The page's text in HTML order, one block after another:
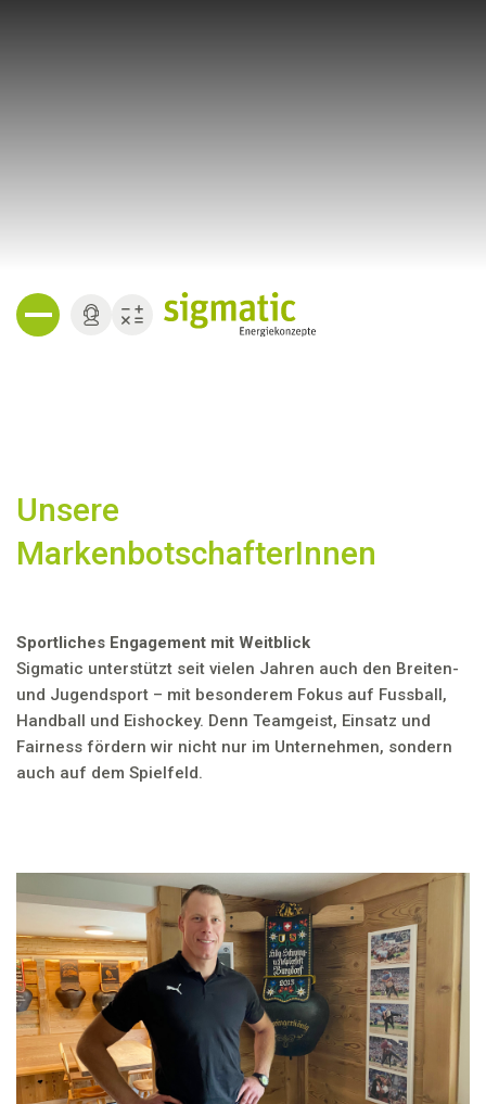
Unsere
MarkenbotschafterInnen
Sportliches Engagement mit Weitblick
Sigmatic unterstützt seit vielen Jahren auch den Breiten-
und Jugendsport – mit besonderem Fokus auf Fussball,
Handball und Eishockey. Denn Teamgeist, Einsatz und
Fairness fördern wir nicht nur im Unternehmen, sondern
auch auf dem Spielfeld.